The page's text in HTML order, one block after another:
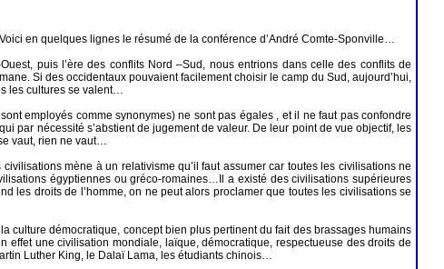
en quelques lignes le résumé de la conférence d’André Comte-Sponville…
puis l’ère des conflits Nord –Sud, nous entrions dans celle des conflits de
Si des occidentaux pouvaient facilement choisir le camp du Sud, aujourd’hui,
les cultures se valent…
employés comme synonymes) ne sont pas égales , et il ne faut pas confondre
par nécessité s’abstient de jugement de valeur. De leur point de vue objectif, les
vaut, rien ne vaut…
mène à un relativisme qu’il faut assumer car toutes les civilisations ne
égyptiennes ou gréco-romaines…Il a existé des civilisations supérieures
les droits de l’homme, on ne peut alors proclamer que toutes les civilisations se
culture démocratique, concept bien plus pertinent du fait des brassages humains
une civilisation mondiale, laïque, démocratique, respectueuse des droits de
Luther King, le Dalaï Lama, les étudiants chinois…